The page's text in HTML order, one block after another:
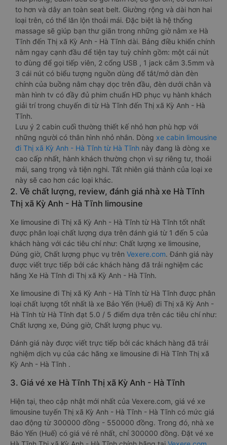
to hơn và dây an toàn seat belt. Giường rộng và dài hơn hai
loại trên, có thể lăn lộn thoải mái. Đặc biệt là hệ thống
massage sẽ giúp bạn thư giãn trong những giờ nằm xe Hà
Tĩnh đến Thị xã Kỳ Anh - Hà Tĩnh dài. Bảng điều khiển chính
nằm ngay cạnh đầu để tiện tay tuỳ chỉnh gồm: một cái nút
to đùng để gọi tiếp viên, 2 cổng USB , 1 jack cắm 3.5mm và
3 cái nút có biểu tượng nguồn dùng để tắt/mở dàn đèn
chính của buồng nằm chạy dọc trên đầu, đèn dưới chân và
màn hình tv có đầy đủ phim chuẩn HD phục vụ hành khách
giải trí trong chuyến đi từ Hà Tĩnh đến Thị xã Kỳ Anh - Hà
Tĩnh.
Lưu ý 2 cabin cuối thường thiết kế nhỏ hơn phù hợp với
những người có thân hình nhỏ nhắn. Dòng xe cabin limousine
đi Thị xã Kỳ Anh - Hà Tĩnh từ Hà Tĩnh này đang là dòng xe
cao cấp nhất, hành khách thường chọn vì sự riêng tư, thoải
mái, sang trọng và tiện nghi. Tất nhiên giá thành của loại xe
này sẽ cao hơn các loại khác.
2. Về chất lượng, review, đánh giá nhà xe Hà Tĩnh
Thị xã Kỳ Anh - Hà Tĩnh limousine
Xe limousine đi Thị xã Kỳ Anh - Hà Tĩnh từ Hà Tĩnh tốt nhất
được phân loại chất lượng dựa trên đánh giá từ 1 đến 5 của
khách hàng với các tiêu chí như: Chất lượng xe limousine,
Đúng giờ, Chất lượng phục vụ trên Vexere.com. Đánh giá này
được viết trực tiếp bởi các khách hàng đã trải nghiệm các
hãng Xe Hà Tĩnh đi Thị xã Kỳ Anh - Hà Tĩnh.
Xe limousine đi Thị xã Kỳ Anh - Hà Tĩnh từ Hà Tĩnh được phân
loại chất lượng tốt nhất là xe Bảo Yến (Huế) đi Thị xã Kỳ Anh -
Hà Tĩnh từ Hà Tĩnh đạt 5.0 / 5 điểm dựa trên các tiêu chí như:
Chất lượng xe, Đúng giờ, Chất lượng phục vụ.
Đánh giá này được viết trực tiếp bởi các khách hàng đã trải
nghiệm dịch vụ của các hãng xe limousine đi Hà Tĩnh Thị xã
Kỳ Anh - Hà Tĩnh .
3. Giá vé xe Hà Tĩnh Thị xã Kỳ Anh - Hà Tĩnh
Hiện tại, theo cập nhật mới nhất của Vexere.com, giá vé xe
limousine tuyến Thị xã Kỳ Anh - Hà Tĩnh - Hà Tĩnh có mức giá
dao động từ 300000 đồng - 550000 đồng. Trong đó, nhà xe
Bảo Yến (Huế) có giá vé rẻ nhất, chỉ 300000 đồng. Đặt vé xe